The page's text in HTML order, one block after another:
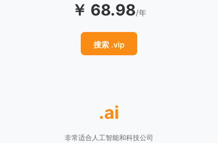
￥ 68.98/年
搜索 .vip
.ai
非常适合人工智能和科技公司